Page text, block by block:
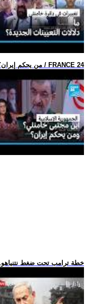
.. من يحكم إيران؟ • فرانس 24 / FRANCE 24
.. خطة ترامب تحت ضغط